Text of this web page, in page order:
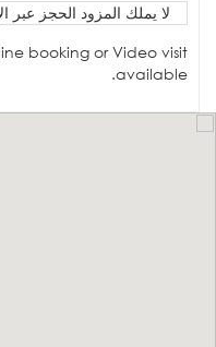
لا يملك المزود الحجز عبر
booking or Video visit
available.